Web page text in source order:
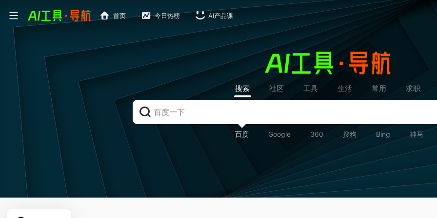
首页 今日热榜 AI产品课
搜索 社区 工具 生活 常用 求职
百度 Google 360 搜狗 Bing 神马